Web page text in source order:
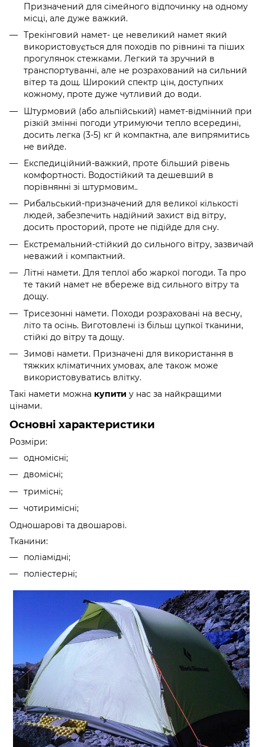
Призначений для сімейного відпочинку на одному
місці, але дуже важкий.
Трекінговий намет- це невеликий намет який
використовується для походів по рівнині та піших
прогулянок стежками. Легкий та зручний в
транспортуванні, але не розрахований на сильний
вітер та дощ. Широкий спектр цін, доступних
кожному, проте дуже чутливий до води.
Штурмовий (або альпійський) намет-відмінний при
різкій змінні погоди утримуючи тепло всередині,
досить легка (3-5) кг й компактна, але випрямитись
не вийде.
Експедиційний-важкий, проте більший рівень
комфортності. Водостійкий та дешевший в
порівнянні зі штурмовим..
Рибальський-призначений для великої кількості
людей, забезпечить надійний захист від вітру,
досить просторий, проте не підійде для сну.
Екстремальний-стійкий до сильного вітру, зазвичай
неважий і компактний.
Літні намети. Для теплої або жаркої погоди. Та про
те такий намет не вбереже від сильного вітру та
дощу.
Трисезонні намети. Походи розраховані на весну,
літо та осінь. Виготовлені із більш цупкої тканини,
стійкі до вітру та дощу.
Зимові намети. Призначені для використання в
тяжких кліматичних умовах, але також може
використовуватись влітку.
Такі намети можна купити у нас за найкращими
цінами.
Основні характеристики
Розміри:
одномісні;
двомісні;
тримісні;
чотиримісні;
Одношарові та двошарові.
Тканини:
поліамідні;
поліестерні;